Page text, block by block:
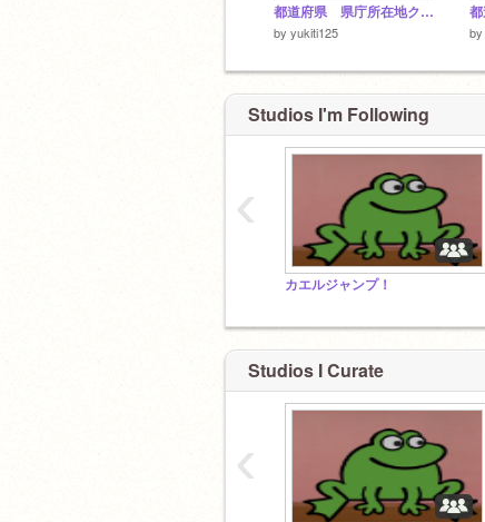
都道府県 県庁所在地クイズ
by yukiti125 by
Studios I'm Following
カエルジャンプ！
‹
Studios I Curate
‹